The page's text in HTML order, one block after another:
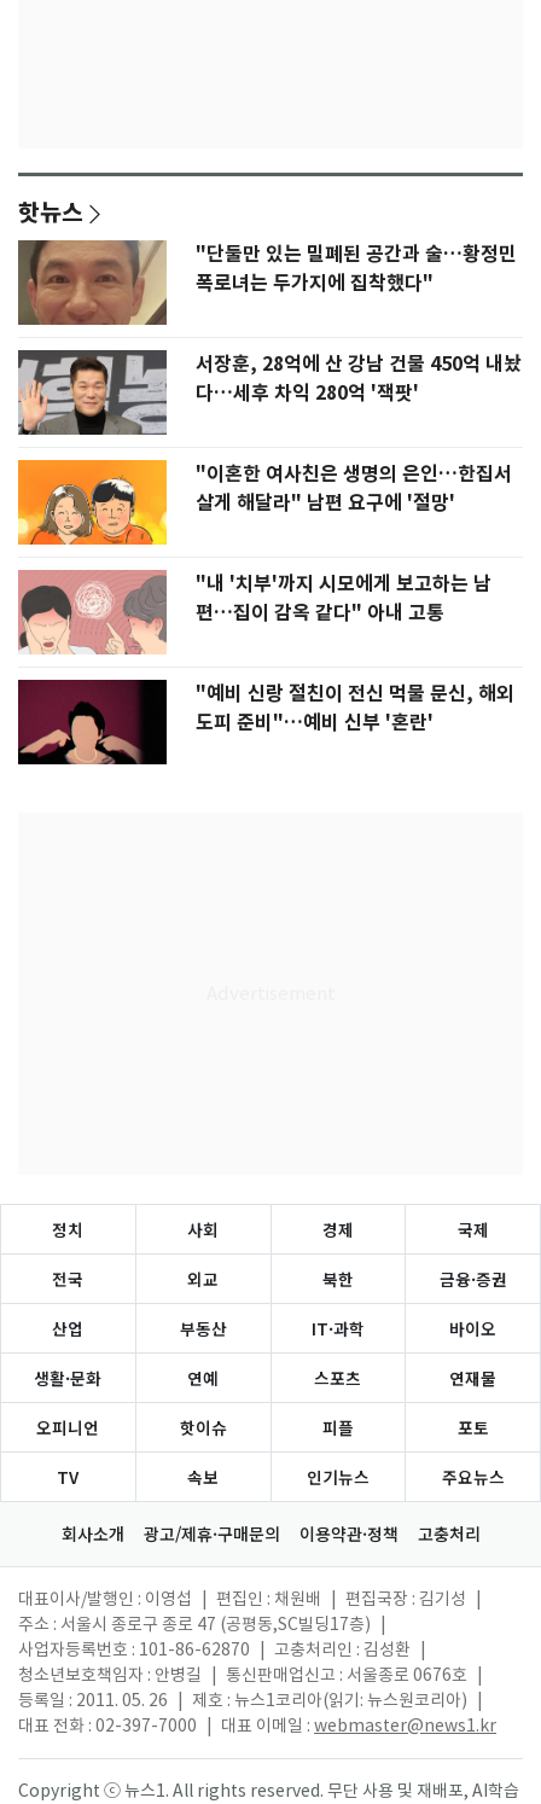
핫뉴스
"단둘만 있는 밀폐된 공간과 술…황정민
폭로녀는 두가지에 집착했다"
서장훈, 28억에 산 강남 건물 450억 내놨
다…세후 차익 280억 '잭팟'
"이혼한 여사친은 생명의 은인…한집서
살게 해달라" 남편 요구에 '절망'
"내 '치부'까지 시모에게 보고하는 남
편…집이 감옥 같다" 아내 고통
"예비 신랑 절친이 전신 먹물 문신, 해외
도피 준비"…예비 신부 '혼란'
정치 사회 경제 국제
전국 외교 북한 금융·증권
산업 부동산 IT·과학 바이오
생활·문화 연예 스포츠 연재물
오피니언 핫이슈 피플 포토
TV 속보 인기뉴스 주요뉴스
회사소개 광고/제휴·구매문의 이용약관·정책 고충처리
대표이사/발행인 : 이영섭 편집인 : 채원배 편집국장 : 김기성
주소 : 서울시 종로구 종로 47 (공평동,SC빌딩17층)
사업자등록번호 : 101-86-62870
고충처리인 : 김성환
청소년보호책임자 : 안병길
통신판매업신고 : 서울종로 0676호
등록일 : 2011. 05. 26
제호 : 뉴스1코리아(읽기: 뉴스원코리아)
대표 전화 : 02-397-7000
대표 이메일 : webmaster@news1.kr
Copyright ⓒ 뉴스1. All rights reserved. 무단 사용 및 재배포, AI학습